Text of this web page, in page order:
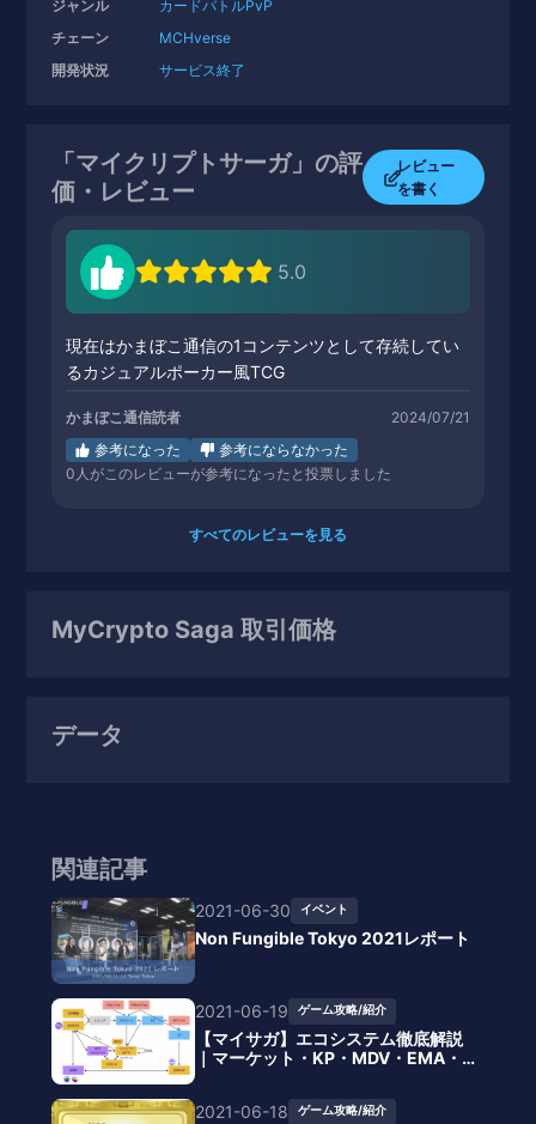
ジャンル
カードバトルPvP
チェーン
MCHverse
開発状況
サービス終了
「マイクリプトサーガ」の評
価・レビュー
レビュー
を書く
5.0
現在はかまぼこ通信の1コンテンツとして存続してい
るカジュアルポーカー風TCG
かまぼこ通信読者
2024/07/21
参考になった
参考にならなかった
0 人がこのレビューが参考になったと投票しました
すべてのレビューを見る
MyCrypto Saga 取引価格
データ
関連記事
2021-06-30 イベント
Non Fungible Tokyo 2021レポート
2021-06-19 ゲーム攻略/紹介
【マイサガ】エコシステム徹底解説
｜マーケット・KP・MDV・EMA・
バーンの流れとは？
2021-06-18
ゲーム攻略/紹介